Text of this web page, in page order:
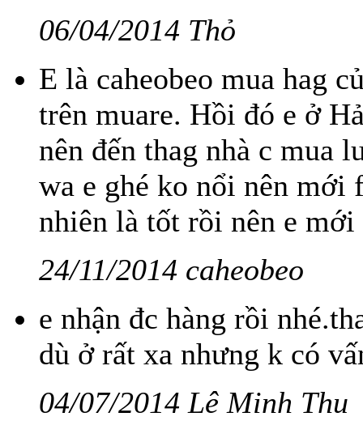
06/04/2014 Thỏ
E là caheobeo mua hag
trên muare. Hồi đó e ở
nên đến thag nhà c mua
wa e ghé ko nổi nên mới
nhiên là tốt rồi nên e
24/11/2014 caheobeo
e nhận đc hàng rồi
dù ở rất xa nhưng k có
04/07/2014 Lê Minh Thu